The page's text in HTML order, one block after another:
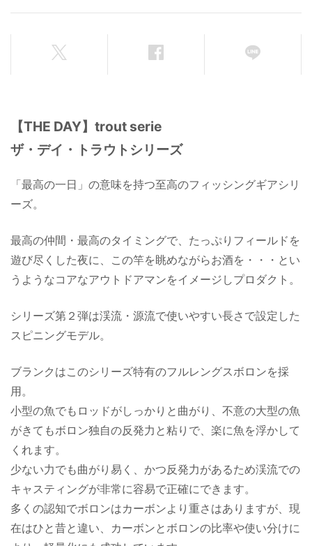
【THE DAY】trout serie
ザ・デイ・トラウトシリーズ
「最高の一日」の意味を持つ至高のフィッシングギアシリ
ーズ。
最高の仲間・最高のタイミングで、たっぷりフィールドを
遊び尽くした夜に、この竿を眺めながらお酒を・・・とい
うようなコアなアウトドアマンをイメージしプロダクト。
シリーズ第２弾は渓流・源流で使いやすい長さで設定した
スピニングモデル。
ブランクはこのシリーズ特有のフルレングスボロンを採
用。
小型の魚でもロッドがしっかりと曲がり、不意の大型の魚
がきてもボロン独自の反発力と粘りで、楽に魚を浮かして
くれます。
少ない力でも曲がり易く、かつ反発力があるため渓流での
キャスティングが非常に容易で正確にできます。
多くの認知でボロンはカーボンより重さはありますが、現
在はひと昔と違い、カーボンとボロンの比率や使い分けに